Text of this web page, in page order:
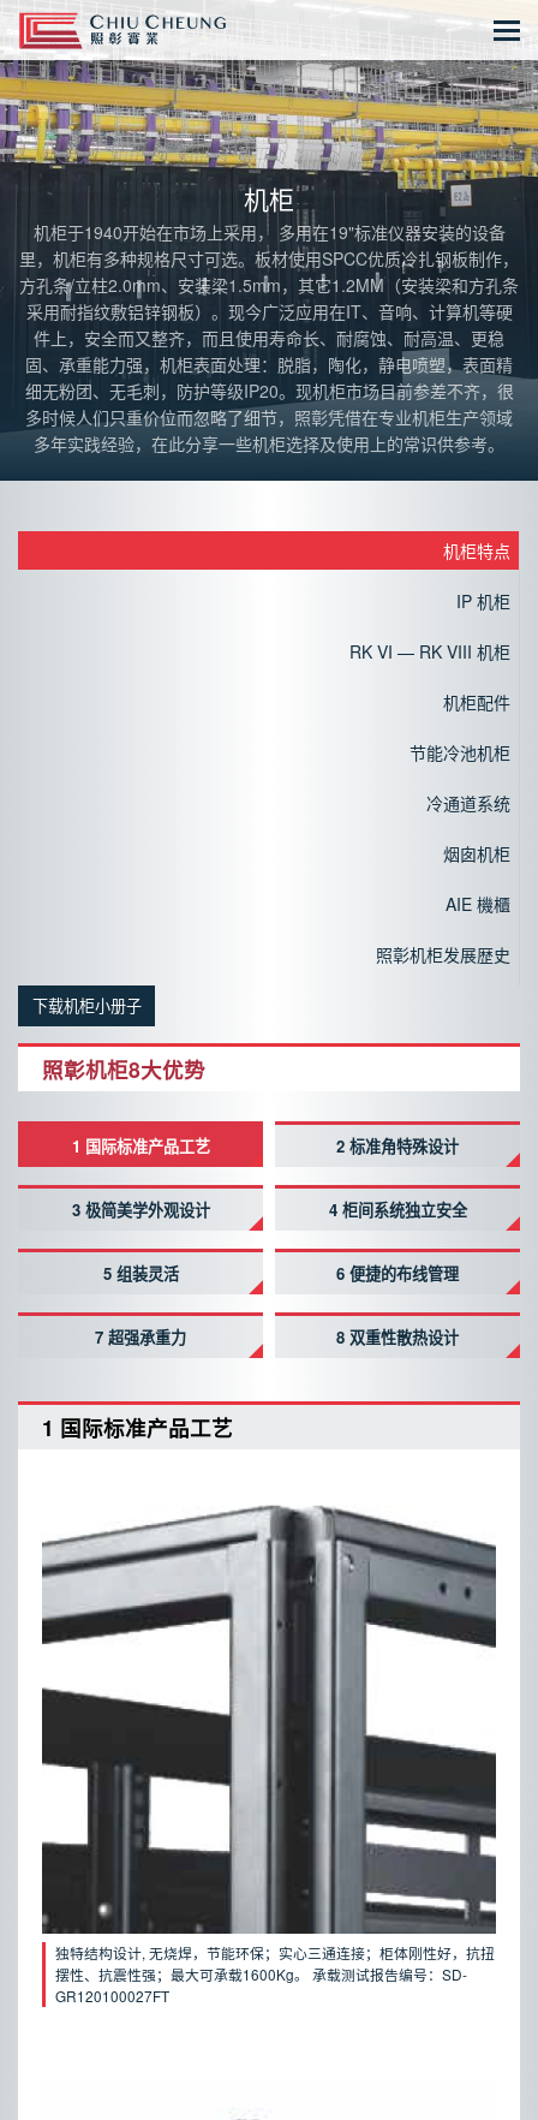
机柜
机柜于1940开始在市场上采用， 多用在19"标准仪器安装的设备
里，机柜有多种规格尺寸可选。板材使用SPCC优质冷扎钢板制作，
方孔条/立柱2.0mm、安装梁1.5mm，其它1.2MM（安装梁和方孔条
采用耐指纹敷铝锌钢板）。现今广泛应用在IT、音响、计算机等硬
件上，安全而又整齐，而且使用寿命长、耐腐蚀、耐高温、更稳
固、承重能力强，机柜表面处理：脱脂，陶化，静电喷塑，表面精
细无粉团、无毛刺，防护等级IP20。现机柜市场目前参差不齐，很
多时候人们只重价位而忽略了细节，照彰凭借在专业机柜生产领域
多年实践经验，在此分享一些机柜选择及使用上的常识供参考。
机柜特点
IP 机柜
RK VI — RK VIII 机柜
机柜配件
节能冷池机柜
冷通道系统
烟囱机柜
AIE 機櫃
照彰机柜发展歴史
下载机柜小册子
照彰机柜8大优势
1 国际标准产品工艺 2 标准角特殊设计
3 极简美学外观设计 4 柜间系统独立安全
5 组装灵活 6 便捷的布线管理
7 超强承重力 8 双重性散热设计
1 国际标准产品工艺
独特结构设计, 无烧焊，节能环保；实心三通连接；柜体刚性好，抗扭
摆性、抗震性强；最大可承载1600Kg。 承载测试报告编号：SD-
GR120100027FT